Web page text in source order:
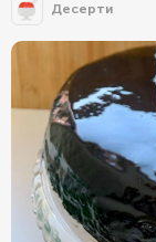
Десерти